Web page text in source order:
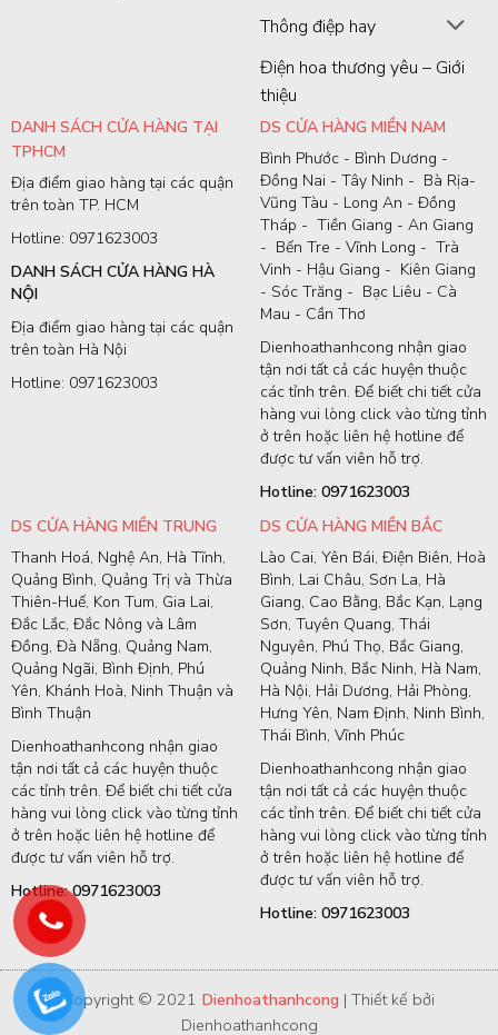
Thông điệp hay
Điện hoa thương yêu – Giới
thiệu
DANH SÁCH CỬA HÀNG TẠI
TPHCM
Địa điểm giao hàng tại các quận
trên toàn TP. HCM
Hotline: 0971623003
DANH SÁCH CỬA HÀNG HÀ
NỘI
Địa điểm giao hàng tại các quận
trên toàn Hà Nội
Hotline: 0971623003
DS CỬA HÀNG MIỀN NAM
Bình Phước - Bình Dương -
Đồng Nai - Tây Ninh - Bà Rịa-
Vũng Tàu - Long An - Đồng
Tháp - Tiền Giang - An Giang
- Bến Tre - Vĩnh Long - Trà
Vinh - Hậu Giang - Kiên Giang
- Sóc Trăng - Bạc Liêu - Cà
Mau - Cần Thơ
Dienhoathanhcong nhận giao
tận nơi tất cả các huyện thuộc
các tỉnh trên. Để biết chi tiết cửa
hàng vui lòng click vào từng tỉnh
ở trên hoặc liên hệ hotline để
được tư vấn viên hỗ trợ.
Hotline: 0971623003
DS CỬA HÀNG MIỀN TRUNG
Thanh Hoá, Nghệ An, Hà Tĩnh,
Quảng Bình, Quảng Trị và Thừa
Thiên-Huế, Kon Tum, Gia Lai,
Đắc Lắc, Đắc Nông và Lâm
Đồng, Đà Nẵng, Quảng Nam,
Quảng Ngãi, Bình Định, Phú
Yên, Khánh Hoà, Ninh Thuận và
Bình Thuận
Dienhoathanhcong nhận giao
tận nơi tất cả các huyện thuộc
các tỉnh trên. Để biết chi tiết cửa
hàng vui lòng click vào từng tỉnh
ở trên hoặc liên hệ hotline để
được tư vấn viên hỗ trợ.
Hotline: 0971623003
DS CỬA HÀNG MIỀN BẮC
Lào Cai, Yên Bái, Điện Biên, Hoà
Bình, Lai Châu, Sơn La, Hà
Giang, Cao Bằng, Bắc Kạn, Lạng
Sơn, Tuyên Quang, Thái
Nguyên, Phú Thọ, Bắc Giang,
Quảng Ninh, Bắc Ninh, Hà Nam,
Hà Nội, Hải Dương, Hải Phòng,
Hưng Yên, Nam Định, Ninh Bình,
Thái Bình, Vĩnh Phúc
Dienhoathanhcong nhận giao
tận nơi tất cả các huyện thuộc
các tỉnh trên. Để biết chi tiết cửa
hàng vui lòng click vào từng tỉnh
ở trên hoặc liên hệ hotline để
được tư vấn viên hỗ trợ.
Hotline: 0971623003
Copyright © 2021 Dienhoathanhcong | Thiết kế bởi
Dienhoathanhcong